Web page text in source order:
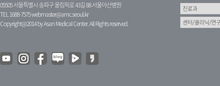
05505 서울특별시 송파구 올림픽로 43길 88 서울아산병원
TEL 1688-7575webmaster@amc.seoul.kr
Copyright@2014 by Asan Medical Center. All Rights reserved.